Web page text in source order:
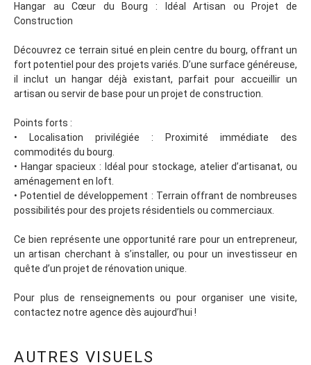
Hangar au Cœur du Bourg : Idéal Artisan ou Projet de
Construction
Découvrez ce terrain situé en plein centre du bourg, offrant un
fort potentiel pour des projets variés. D’une surface généreuse,
il inclut un hangar déjà existant, parfait pour accueillir un
artisan ou servir de base pour un projet de construction.
Points forts :
• Localisation privilégiée : Proximité immédiate des
commodités du bourg.
• Hangar spacieux : Idéal pour stockage, atelier d’artisanat, ou
aménagement en loft.
• Potentiel de développement : Terrain offrant de nombreuses
possibilités pour des projets résidentiels ou commerciaux.
Ce bien représente une opportunité rare pour un entrepreneur,
un artisan cherchant à s’installer, ou pour un investisseur en
quête d’un projet de rénovation unique.
Pour plus de renseignements ou pour organiser une visite,
contactez notre agence dès aujourd’hui !
AUTRES VISUELS